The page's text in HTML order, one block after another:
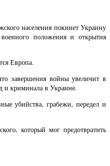
населения покинет Украину
положения и открытия
Европа.
завершения войны увеличит в
и криминала в Украине.
убийства, грабежи, передел и
который мог предотвратить